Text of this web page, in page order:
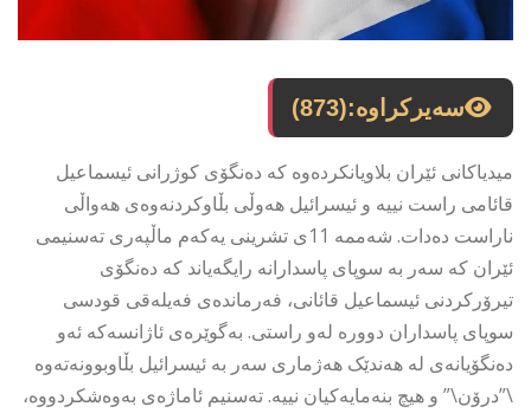
سەیرکراوە:(873)
میدیاکانی ئێران بلاویانکردەوە کە دەنگۆی کوژرانی ئیسماعیل
قائامی راست نییە و ئیسرائیل هەوڵی بڵاوکردنەوەی هەواڵی
ناراست دەدات. شەممە 11ی تشرینی یەکەم ماڵپەری تەسنیمی
ئێران کە سەر بە سوپای پاسدارانە رایگەیاند کە دەنگۆی
تیرۆرکردنی ئیسماعیل قائانی، فەرماندەی فەیلەقی قودسی
سوپای پاسداران دوورە لەو راستی. بەگوێرەی ئاژانسەکە ئەو
دەنگۆیانەی لە هەندێک هەژماری سەر بە ئیسرائیل بڵاوبوونەتەوە
\”درۆن\” و هیچ بنەمایەکیان نییە. تەسنیم ئاماژەی بەوەشکردووە،